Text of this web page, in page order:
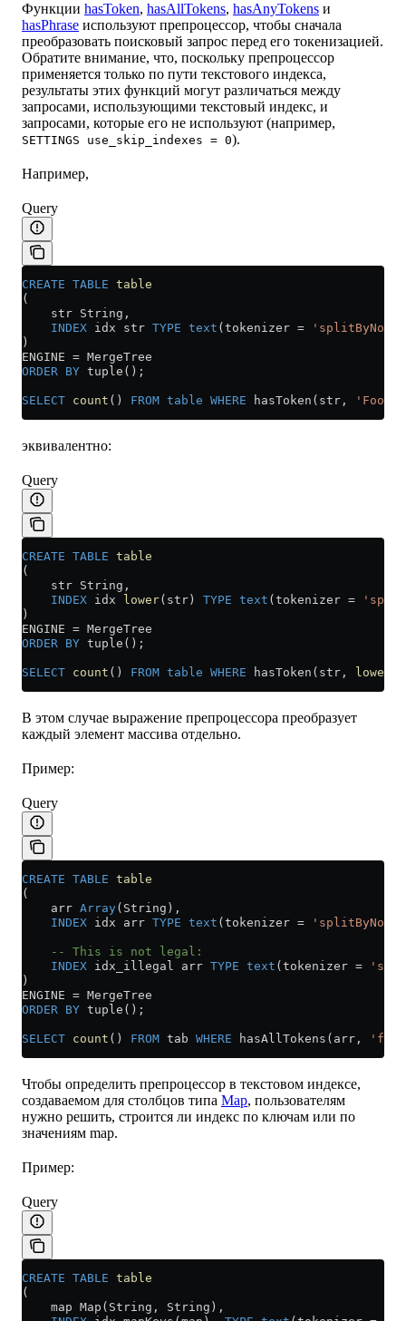
Функции hasToken, hasAllTokens, hasAnyTokens и
hasPhrase используют препроцессор, чтобы сначала
преобразовать поисковый запрос перед его токенизацией.
Обратите внимание, что, поскольку препроцессор
применяется только по пути текстового индекса,
результаты этих функций могут различаться между
запросами, использующими текстовый индекс, и
запросами, которые его не используют (например,
SETTINGS use_skip_indexes = 0).
Например,
Query
CREATE TABLE table
(
    str String,
    INDEX
idx str TYPE text (tokenizer =
)
ENGINE = MergeTree
ORDER BY tuple();
SELECT count () FROM table WHERE hasToken(str, 'Foo'
эквивалентно:
Query
CREATE TABLE table
(
    str String,
    INDEX
idx lower(str) TYPE text (tokenizer =
)
ENGINE = MergeTree
ORDER BY tuple();
SELECT count () FROM table WHERE hasToken(str, lower
В этом случае выражение препроцессора преобразует
каждый элемент массива отдельно.
Пример:
Query
CREATE TABLE table
(
    arr
Array(String),
    INDEX
idx arr TYPE text (tokenizer =
    -- This is not legal:
    INDEX
idx_illegal arr TYPE text (tokenizer =
)
ENGINE = MergeTree
ORDER BY tuple();
SELECT count () FROM tab WHERE hasAllTokens(arr, 'foo'
Чтобы определить препроцессор в текстовом индексе,
создаваемом для столбцов типа Map, пользователям
нужно решить, строится ли индекс по ключам или по
значениям map.
Пример:
Query
CREATE TABLE table
(
    map Map(String, String),